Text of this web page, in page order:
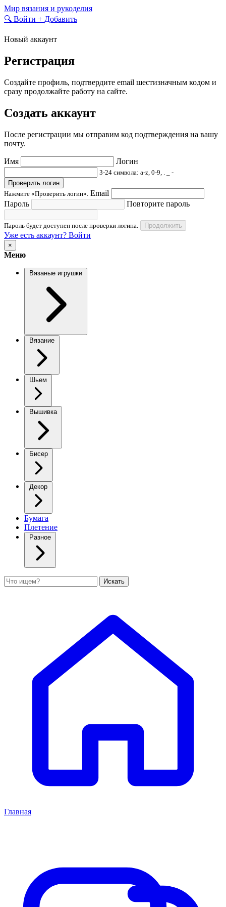
Skip
to
Мир вязания и рукоделия
🔍 Войти + Добавить
Новый аккаунт
Регистрация
Создайте профиль, подтвердите email шестизначным кодом и
сразу продолжайте работу на сайте.
Создать аккаунт
После регистрации мы отправим код подтверждения на вашу
почту.
Имя Логин
3-24 символа: a-z, 0-9, . _ -
Проверить логин
Нажмите «Проверить логин». Email
Пароль
Повторите пароль
Пароль будет доступен после проверки логина. Продолжить
Уже есть аккаунт? Войти
×
Меню
Вязаные игрушки
Вязание
Шьем
Вышивка
Бисер
Декор
Бумага
Плетение
Разное
Поиск Искать
Главная